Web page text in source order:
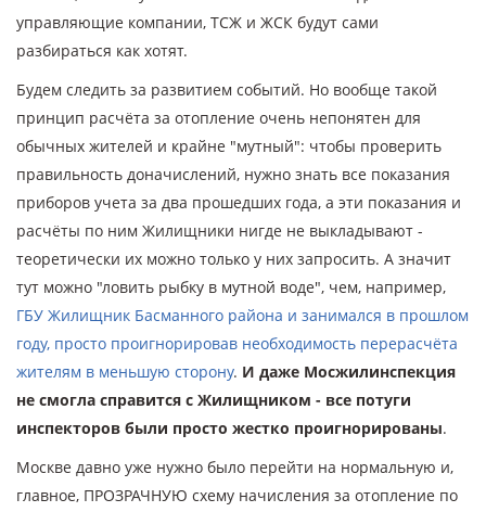
управляющие компании, ТСЖ и ЖСК будут сами
разбираться как хотят.
Будем следить за развитием событий. Но вообще такой
принцип расчёта за отопление очень непонятен для
обычных жителей и крайне "мутный": чтобы проверить
правильность доначислений, нужно знать все показания
приборов учета за два прошедших года, а эти показания и
расчёты по ним Жилищники нигде не выкладывают -
теоретически их можно только у них запросить. А значит
тут можно "ловить рыбку в мутной воде", чем, например,
ГБУ Жилищник Басманного района и занимался в прошлом
году, просто проигнорировав необходимость перерасчёта
жителям в меньшую сторону. И даже Мосжилинспекция
не смогла справится с Жилищником - все потуги
инспекторов были просто жестко проигнорированы.
Москве давно уже нужно было перейти на нормальную и,
главное, ПРОЗРАЧНУЮ схему начисления за отопление по